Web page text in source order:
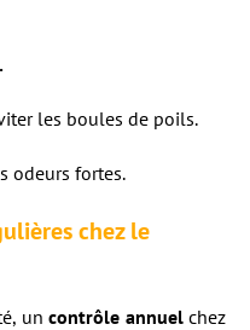
les boules de poils.
odeurs fortes.
chez le
uncontrôle annuelchez